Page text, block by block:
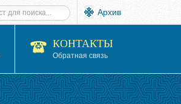
Архив
КОНТАКТЫ
Обратная связь